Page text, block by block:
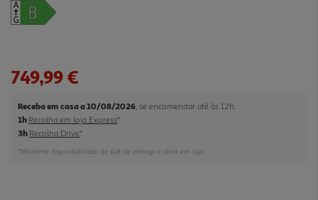
749,99 €
Receba em casa a 10/08/2026 , se encomendar até às 12h.
1h Recolha em loja Express*
3h Recolha Drive*
*Mediante disponibilidade de slot de entrega e stock em loja.